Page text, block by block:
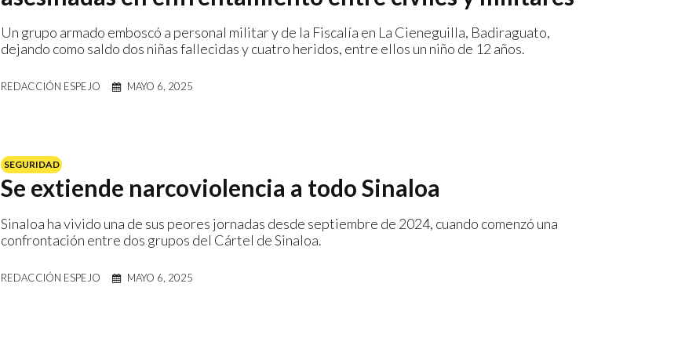
Un grupo armado emboscó a personal militar y de la Fiscalía en La Cieneguilla, Badiraguato,
dejando como saldo dos niñas fallecidas y cuatro heridos, entre ellos un niño de 12 años.
REDACCIÓN ESPEJO MAYO 6, 2025
SEGURIDAD
Se extiende narcoviolencia a todo Sinaloa
Sinaloa ha vivido una de sus peores jornadas desde septiembre de 2024, cuando comenzó una
confrontación entre dos grupos del Cártel de Sinaloa.
REDACCIÓN ESPEJO MAYO 6, 2025